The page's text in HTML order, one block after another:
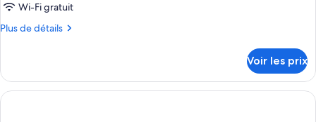
Wi-Fi gratuit
Plus de détails
Plus
le
type
de
Voir les prix